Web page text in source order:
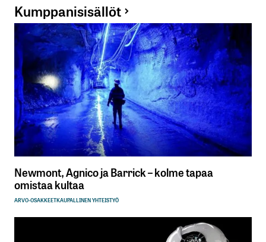
Kumppanisisällöt
Newmont, Agnico ja Barrick – kolme tapaa
omistaa kultaa
ARVO-OSAKKEETKAUPALLINEN YHTEISTYÖ